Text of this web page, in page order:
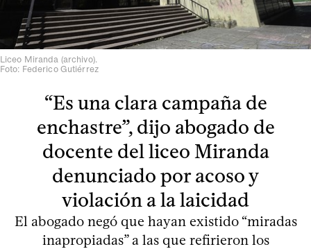
Liceo Miranda (archivo).
Foto: Federico Gutiérrez
“Es una clara campaña de
enchastre”, dijo abogado de
docente del liceo Miranda
denunciado por acoso y
violación a la laicidad
El abogado negó que hayan existido “miradas
inapropiadas” a las que refirieron los